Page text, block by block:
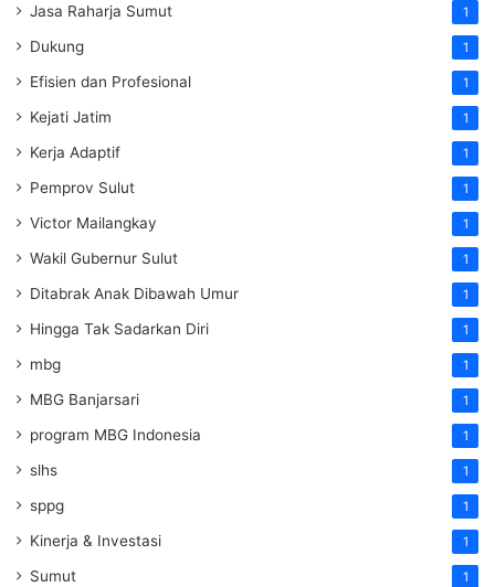
Jasa Raharja Sumut 1
Dukung 1
Efisien dan Profesional 1
Kejati Jatim 1
Kerja Adaptif 1
Pemprov Sulut 1
Victor Mailangkay 1
Wakil Gubernur Sulut 1
Ditabrak Anak Dibawah Umur 1
Hingga Tak Sadarkan Diri 1
mbg 1
MBG Banjarsari 1
program MBG Indonesia 1
slhs 1
sppg 1
Kinerja & Investasi 1
Sumut 1